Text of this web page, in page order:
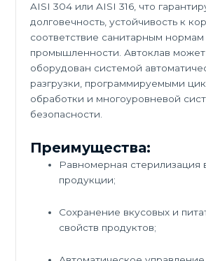
AISI 304 или AISI 316, что
долговечность, устойчивость к
соответствие санитарным
промышленности. Автоклав
оборудован системой
разгрузки, программируемыми
обработки и многоуровневой
безопасности.
Преимущества:
Равномерная стерилизация
продукции;
Сохранение вкусовых и
свойств продуктов;